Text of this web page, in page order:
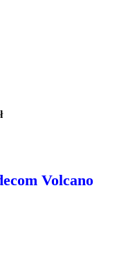
Volcano